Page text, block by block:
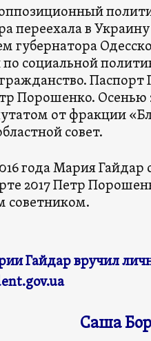
переехала в
губернатора
социальной
Паспорт
Порошенко. Осенью
от фракции
совет.
года Мария Гайдар
2017 Петр
советником.
Гайдар вручил
Саша